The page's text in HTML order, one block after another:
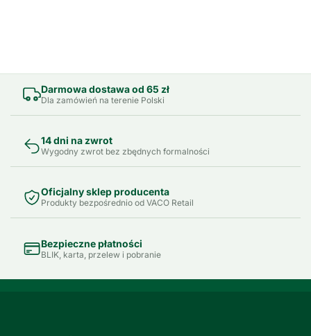
Darmowa dostawa od 65 zł
Dla zamówień na terenie Polski
14 dni na zwrot
Wygodny zwrot bez zbędnych formalności
Oficjalny sklep producenta
Produkty bezpośrednio od VACO Retail
Bezpieczne płatności
BLIK, karta, przelew i pobranie